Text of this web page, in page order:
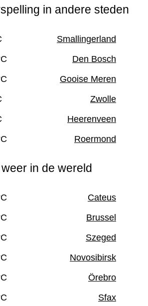
in andere steden
Smallingerland
Den Bosch
Gooise Meren
Zwolle
Heerenveen
Roermond
in de wereld
Cateus
Brussel
Szeged
Novosibirsk
Örebro
Sfax